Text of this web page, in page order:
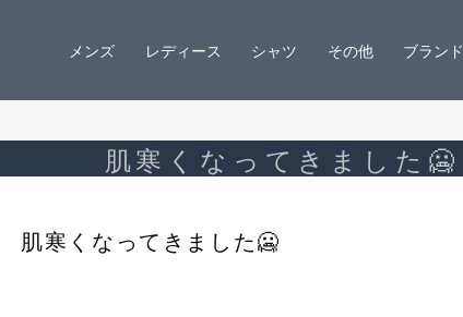
メンズ レディース シャツ その他 ブランド
肌寒くなってきました🥶
肌寒くなってきました🥶